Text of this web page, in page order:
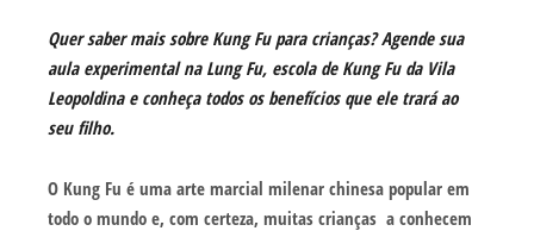
Quer saber mais sobre Kung Fu para crianças? Agende sua
aula experimental na Lung Fu, escola de Kung Fu da Vila
Leopoldina e conheça todos os benefícios que ele trará ao
seu filho.
O Kung Fu é uma arte marcial milenar chinesa popular em
todo o mundo e, com certeza, muitas crianças a conhecem